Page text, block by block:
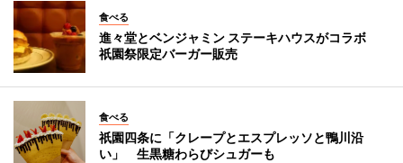
食べる
進々堂とベンジャミン ステーキハウスがコラボ
祇園祭限定バーガー販売
食べる
祇園四条に「クレープとエスプレッソと鴨川沿
い」 生黒糖わらびシュガーも